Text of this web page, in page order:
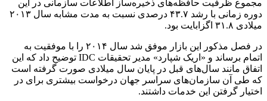
مجموع ظرفیت حافظه‌های ذخیره‌ساز اطلاعات سازمانی در این
دوره زمانی با رشد ۴۳.۷ درصدی نسبت به مدت مشابه سال ۲۰۱۳
میلادی ۳۱.۸ اگزابایت بود.
در فصل مذکور این بازار موفق شد سال ۲۰۱۴ را با موفقیت به
اتمام برساند و «اریک شپارد» مدیر تحقیقات IDC توضیح داد که این
اتفاق مانند سال‌های قبل در پایان سال میلادی صورت گرفته است
که طی آن سازمان‌های سراسر جهان درخواست بیشتری برای در
اختیار گرفتن این خدمات داشتند.